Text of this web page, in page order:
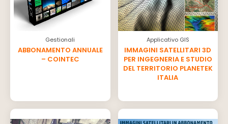
Gestionali
ABBONAMENTO ANNUALE
– COINTEC
Applicativo GIS
IMMAGINI SATELLITARI 3D
PER INGEGNERIA E STUDIO
DEL TERRITORIO PLANETEK
ITALIA